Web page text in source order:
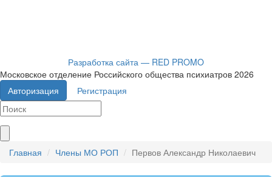
Разработка сайта — RED PROMO
Московское отделение Российского общества психиатров 2026
Авторизация
Регистрация
Главная Члены МО РОП Первов Александр Николаевич